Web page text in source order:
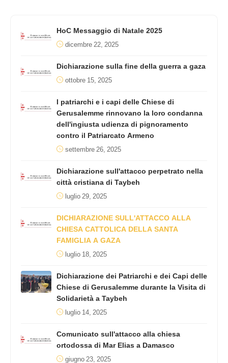
HoC Messaggio di Natale 2025
dicembre 22, 2025
Dichiarazione sulla fine della guerra a gaza
ottobre 15, 2025
I patriarchi e i capi delle Chiese di
Gerusalemme rinnovano la loro condanna
dell'ingiusta udienza di pignoramento
contro il Patriarcato Armeno
settembre 26, 2025
Dichiarazione sull'attacco perpetrato nella
città cristiana di Taybeh
luglio 29, 2025
DICHIARAZIONE SULL'ATTACCO ALLA
CHIESA CATTOLICA DELLA SANTA
FAMIGLIA A GAZA
luglio 18, 2025
Dichiarazione dei Patriarchi e dei Capi delle
Chiese di Gerusalemme durante la Visita di
Solidarietà a Taybeh
luglio 14, 2025
Comunicato sull'attacco alla chiesa
ortodossa di Mar Elias a Damasco
giugno 23, 2025